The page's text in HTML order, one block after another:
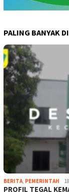
PALING BANYAK
BERITA, PEMERINTAH
PROFIL TEGAL